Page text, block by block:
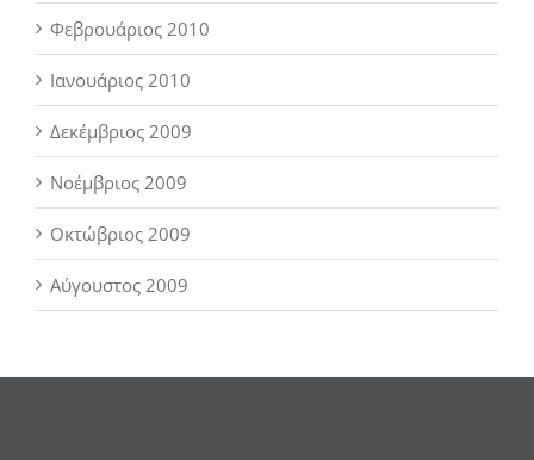
Φεβρουάριος 2010
Ιανουάριος 2010
Δεκέμβριος 2009
Νοέμβριος 2009
Οκτώβριος 2009
Αύγουστος 2009